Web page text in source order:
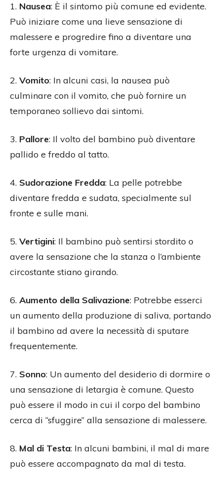
1. Nausea: È il sintomo più comune ed evidente.
Può iniziare come una lieve sensazione di
malessere e progredire fino a diventare una
forte urgenza di vomitare.
2. Vomito: In alcuni casi, la nausea può
culminare con il vomito, che può fornire un
temporaneo sollievo dai sintomi.
3. Pallore: Il volto del bambino può diventare
pallido e freddo al tatto.
4. Sudorazione Fredda: La pelle potrebbe
diventare fredda e sudata, specialmente sul
fronte e sulle mani.
5. Vertigini: Il bambino può sentirsi stordito o
avere la sensazione che la stanza o l’ambiente
circostante stiano girando.
6. Aumento della Salivazione: Potrebbe esserci
un aumento della produzione di saliva, portando
il bambino ad avere la necessità di sputare
frequentemente.
7. Sonno: Un aumento del desiderio di dormire o
una sensazione di letargia è comune. Questo
può essere il modo in cui il corpo del bambino
cerca di “sfuggire” alla sensazione di malessere.
8. Mal di Testa: In alcuni bambini, il mal di mare
può essere accompagnato da mal di testa.